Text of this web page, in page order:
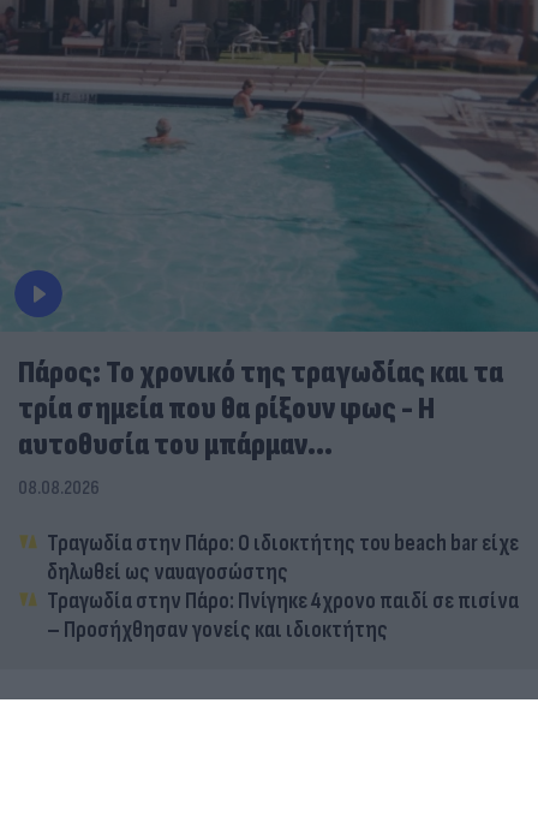
Πάρος: Το χρονικό της τραγωδίας και τα
τρία σημεία που θα ρίξουν φως - Η
αυτοθυσία του μπάρμαν...
08.08.2026
Τραγωδία στην Πάρο: Ο ιδιοκτήτης του beach bar είχε
δηλωθεί ως ναυαγοσώστης
Τραγωδία στην Πάρο: Πνίγηκε 4χρονο παιδί σε πισίνα
– Προσήχθησαν γονείς και ιδιοκτήτης